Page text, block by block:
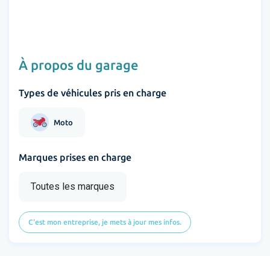
À propos du garage
Types de véhicules pris en charge
Moto
Marques prises en charge
Toutes les marques
C'est mon entreprise, je mets à jour mes infos.